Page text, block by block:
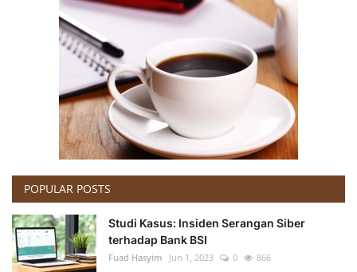
POPULAR POSTS
Studi Kasus: Insiden Serangan Siber
terhadap Bank BSI
Fuad Hasyim Jun 1, 2023 0 866